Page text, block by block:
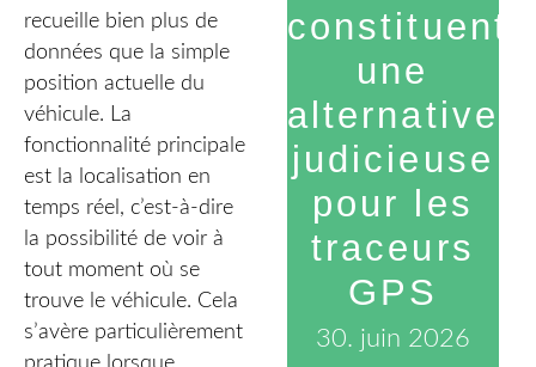
recueille bien plus de
données que la simple
position actuelle du
véhicule. La
fonctionnalité principale
est la localisation en
temps réel, c’est-à-dire
la possibilité de voir à
tout moment où se
trouve le véhicule. Cela
s’avère particulièrement
constituent
une
alternative
judicieuse
pour les
traceurs
GPS
30. juin 2026